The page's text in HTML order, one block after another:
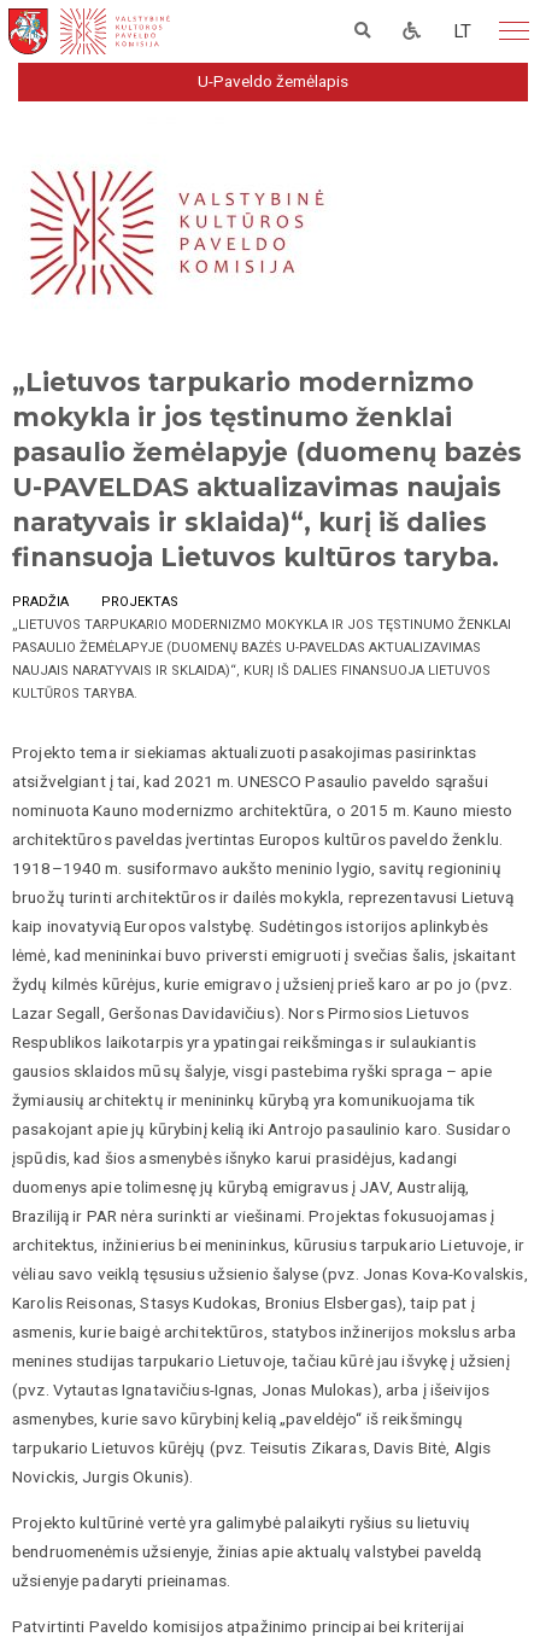
LT
U-Paveldo žemėlapis
„Lietuvos tarpukario modernizmo
mokykla ir jos tęstinumo ženklai
pasaulio žemėlapyje (duomenų bazės
U-PAVELDAS aktualizavimas naujais
naratyvais ir sklaida)“, kurį iš dalies
finansuoja Lietuvos kultūros taryba.
PRADŽIA
PROJEKTAS
„LIETUVOS TARPUKARIO MODERNIZMO MOKYKLA IR JOS TĘSTINUMO ŽENKLAI
PASAULIO ŽEMĖLAPYJE (DUOMENŲ BAZĖS U-PAVELDAS AKTUALIZAVIMAS
NAUJAIS NARATYVAIS IR SKLAIDA)“, KURĮ IŠ DALIES FINANSUOJA LIETUVOS
KULTŪROS TARYBA.
Projekto tema ir siekiamas aktualizuoti pasakojimas pasirinktas
atsižvelgiant į tai, kad 2021 m. UNESCO Pasaulio paveldo sąrašui
nominuota Kauno modernizmo architektūra, o 2015 m. Kauno miesto
architektūros paveldas įvertintas Europos kultūros paveldo ženklu.
1918–1940 m. susiformavo aukšto meninio lygio, savitų regioninių
bruožų turinti architektūros ir dailės mokykla, reprezentavusi Lietuvą
kaip inovatyvią Europos valstybę. Sudėtingos istorijos aplinkybės
lėmė, kad menininkai buvo priversti emigruoti į svečias šalis, įskaitant
žydų kilmės kūrėjus, kurie emigravo į užsienį prieš karo ar po jo (pvz.
Lazar Segall, Geršonas Davidavičius). Nors Pirmosios Lietuvos
Respublikos laikotarpis yra ypatingai reikšmingas ir sulaukiantis
gausios sklaidos mūsų šalyje, visgi pastebima ryški spraga – apie
žymiausių architektų ir menininkų kūrybą yra komunikuojama tik
pasakojant apie jų kūrybinį kelią iki Antrojo pasaulinio karo. Susidaro
įspūdis, kad šios asmenybės išnyko karui prasidėjus, kadangi
duomenys apie tolimesnę jų kūrybą emigravus į JAV, Australiją,
Braziliją ir PAR nėra surinkti ar viešinami. Projektas fokusuojamas į
architektus, inžinierius bei menininkus, kūrusius tarpukario Lietuvoje, ir
vėliau savo veiklą tęsusius užsienio šalyse (pvz. Jonas Kova-Kovalskis,
Karolis Reisonas, Stasys Kudokas, Bronius Elsbergas), taip pat į
asmenis, kurie baigė architektūros, statybos inžinerijos mokslus arba
menines studijas tarpukario Lietuvoje, tačiau kūrė jau išvykę į užsienį
(pvz. Vytautas Ignatavičius-Ignas, Jonas Mulokas), arba į išeivijos
asmenybes, kurie savo kūrybinį kelią „paveldėjo“ iš reikšmingų
tarpukario Lietuvos kūrėjų (pvz. Teisutis Zikaras, Davis Bitė, Algis
Novickis, Jurgis Okunis).
Projekto kultūrinė vertė yra galimybė palaikyti ryšius su lietuvių
bendruomenėmis užsienyje, žinias apie aktualų valstybei paveldą
užsienyje padaryti prieinamas.
Patvirtinti Paveldo komisijos atpažinimo principai bei kriterijai